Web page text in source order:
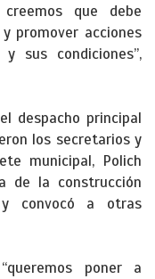
que debe
promover acciones
sus condiciones”,
despacho principal
los secretarios y
municipal, Polich
de la construcción
convocó a otras
poner a